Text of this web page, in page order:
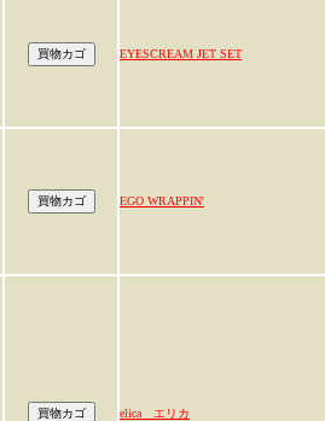
EYESCREAM JET SET
EGO WRAPPIN'
elica エリカ